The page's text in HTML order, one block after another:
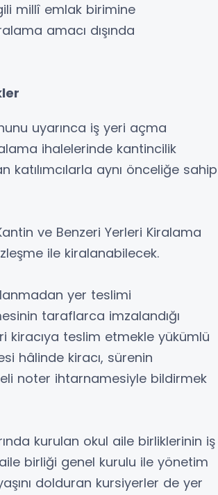
millî emlak birimine
amacı dışında
uyarınca iş yeri açma
ihalelerinde kantincilik
katılımcılarla aynı önceliğe sahip
ve Benzeri Yerleri Kiralama
ile kiralanabilecek.
yer teslimi
taraflarca imzalandığı
kiracıya teslim etmekle yükümlü
hâlinde kiracı, sürenin
noter ihtarnamesiyle bildirmek
kurulan okul aile birliklerinin iş
birliği genel kurulu ile yönetim
dolduran kursiyerler de yer